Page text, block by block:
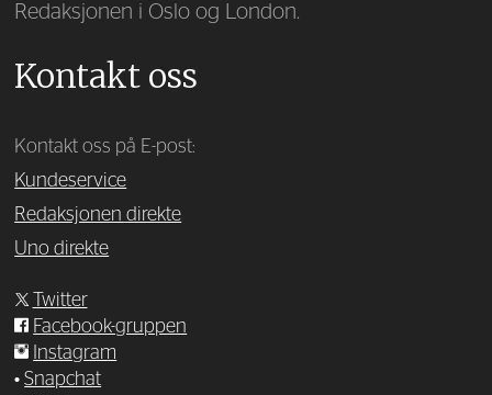
Redaksjonen i Oslo og London.
Kontakt oss
Kontakt oss på E-post:
Kundeservice
Redaksjonen direkte
Uno direkte
Twitter
Facebook-gruppen
Instagram
•Snapchat